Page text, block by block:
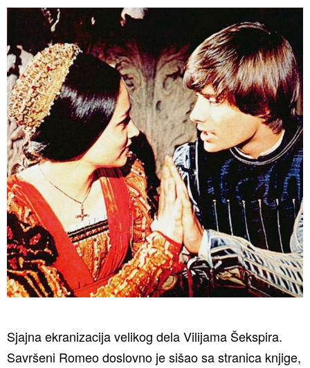
Sjajna ekranizacija velikog dela Vilijama Šekspira.
Savršeni Romeo doslovno je sišao sa stranica knjige,